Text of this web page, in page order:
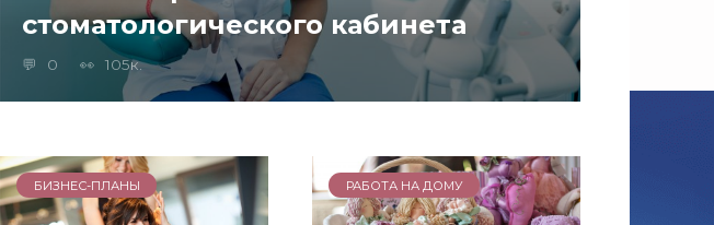
стоматологического кабинета
0 105к.
БИЗНЕС-ПЛАНЫ РАБОТА НА ДОМУ